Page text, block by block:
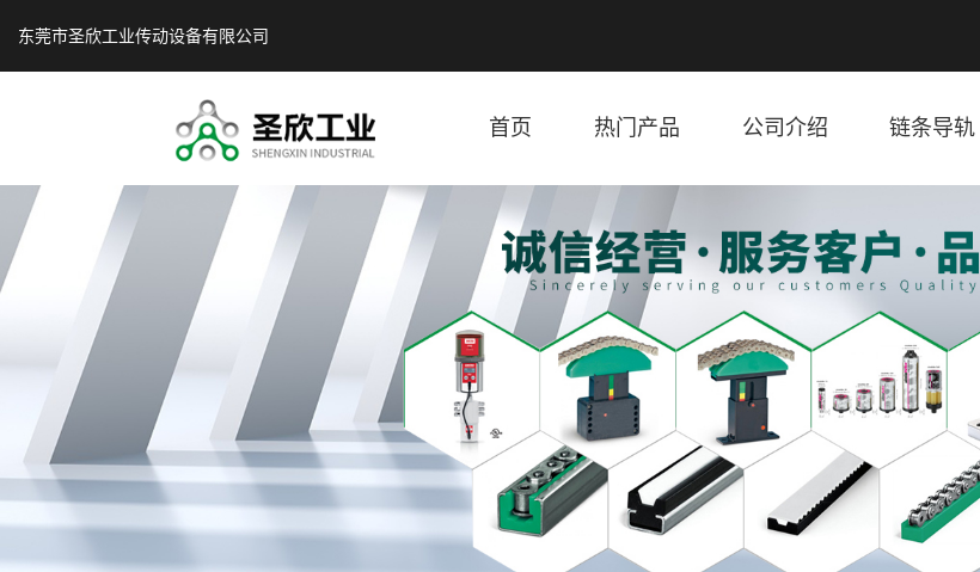
东莞市圣欣工业传动设备有限公司
首页 热门产品 公司介绍 链条导轨